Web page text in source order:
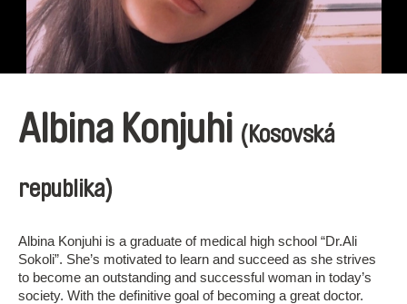
Albina Konjuhi (Kosovská
republika)
Albina Konjuhi is a graduate of medical high school “Dr.Ali
Sokoli”. She’s motivated to learn and succeed as she strives
to become an outstanding and successful woman in today’s
society. With the definitive goal of becoming a great doctor.